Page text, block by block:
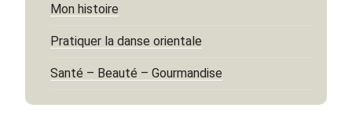
Mon histoire
Pratiquer la danse orientale
Santé – Beauté – Gourmandise